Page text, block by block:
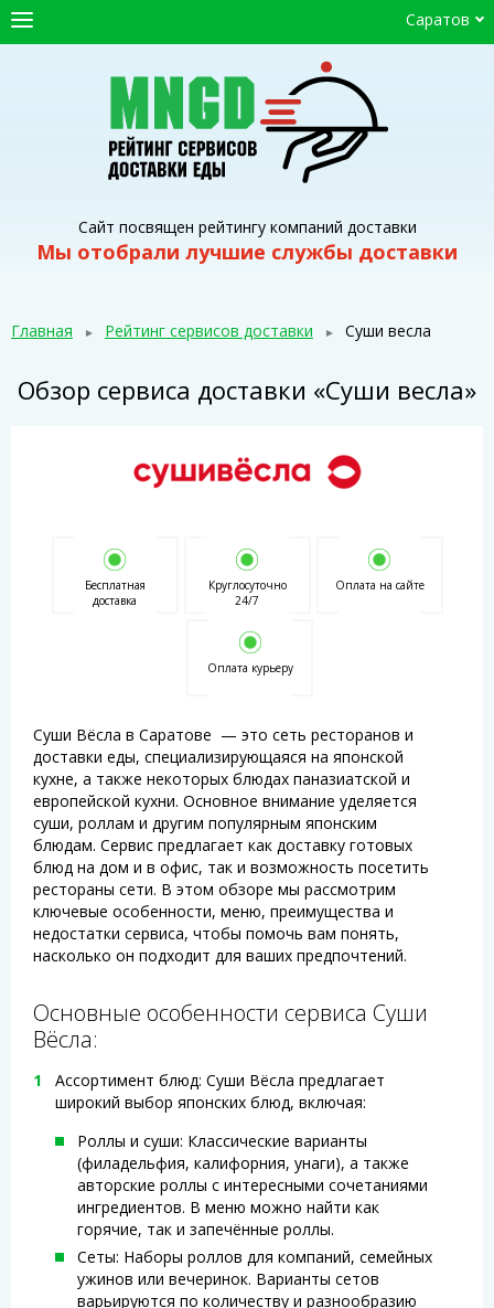
Сайт посвящен рейтингу компаний доставки
Мы отобрали лучшие службы доставки
СЕРВИСЫ ДОСТАВКИ
ПРОМОКОДЫ
СТАТЬИ
Главная Рейтинг сервисов доставки Суши весла
Обзор сервиса доставки «Суши весла»
Бесплатная
доставка
Круглосуточно
24/7
Оплата на сайте
Оплата курьеру
Суши Вёсла в Саратове — это сеть ресторанов и
доставки еды, специализирующаяся на японской
кухне, а также некоторых блюдах паназиатской и
европейской кухни. Основное внимание уделяется
суши, роллам и другим популярным японским
блюдам. Сервис предлагает как доставку готовых
блюд на дом и в офис, так и возможность посетить
рестораны сети. В этом обзоре мы рассмотрим
ключевые особенности, меню, преимущества и
недостатки сервиса, чтобы помочь вам понять,
насколько он подходит для ваших предпочтений.
Основные особенности сервиса Суши
Вёсла:
Ассортимент блюд: Суши Вёсла предлагает
широкий выбор японских блюд, включая:
Роллы и суши: Классические варианты
(филадельфия, калифорния, унаги), а также
авторские роллы с интересными сочетаниями
ингредиентов. В меню можно найти как
горячие, так и запечённые роллы.
Сеты: Наборы роллов для компаний, семейных
ужинов или вечеринок. Варианты сетов
варьируются по количеству и разнообразию
Саратов